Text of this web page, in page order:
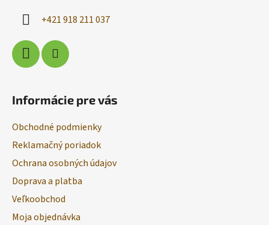
+421 918 211 037
Informácie pre vás
Obchodné podmienky
Reklamačný poriadok
Ochrana osobných údajov
Doprava a platba
Veľkoobchod
Moja objednávka